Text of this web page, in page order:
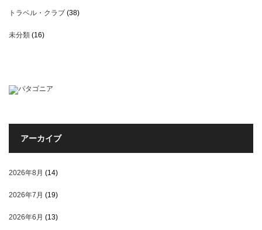
トラベル・クラブ (38)
未分類 (16)
アーカイブ
2026年8月 (14)
2026年7月 (19)
2026年6月 (13)